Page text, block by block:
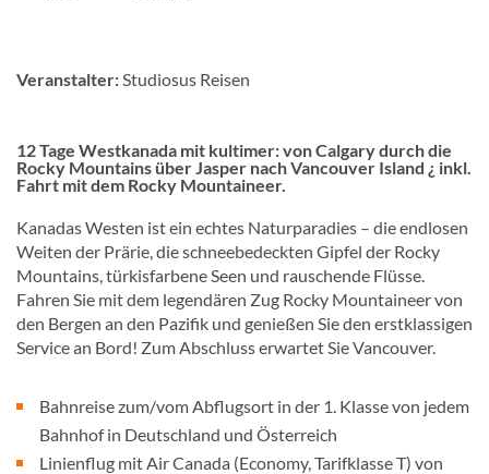
Veranstalter:Studiosus Reisen
12 Tage Westkanada mit kultimer: von Calgary durch die
Rocky Mountains über Jasper nach Vancouver Island ¿ inkl.
Fahrt mit dem Rocky Mountaineer.
Kanadas Westen ist ein echtes Naturparadies – die endlosen
Weiten der Prärie, die schneebedeckten Gipfel der Rocky
Mountains, türkisfarbene Seen und rauschende Flüsse.
Fahren Sie mit dem legendären Zug Rocky Mountaineer von
den Bergen an den Pazifik und genießen Sie den erstklassigen
Service an Bord! Zum Abschluss erwartet Sie Vancouver.
Bahnreise zum/vom Abflugsort in der 1. Klasse von jedem
Bahnhof in Deutschland und Österreich
Linienflug mit Air Canada (Economy, Tarifklasse T) von